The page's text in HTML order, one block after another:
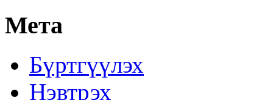
Мета
Бүртгүүлэх
Нэвтрэх